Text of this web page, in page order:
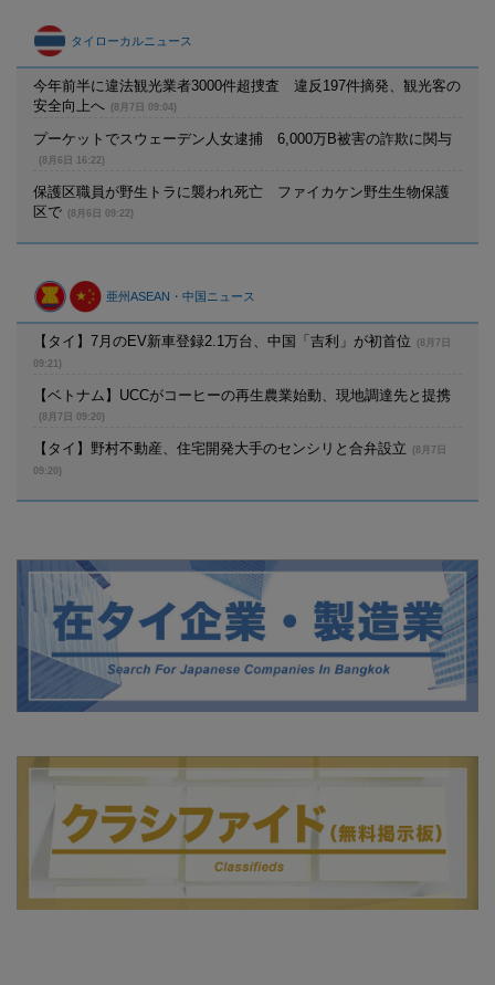
タイローカルニュース
今年前半に違法観光業者3000件超捜査 違反197件摘発、観光客の
安全向上へ
(8月7日 09:04)
プーケットでスウェーデン人女逮捕 6,000万B被害の詐欺に関与
(8月6日 16:22)
保護区職員が野生トラに襲われ死亡 ファイカケン野生生物保護
区で
(8月6日 09:22)
亜州ASEAN・中国ニュース
【タイ】7月のEV新車登録2.1万台、中国「吉利」が初首位
(8月7日
09:21)
【ベトナム】UCCがコーヒーの再生農業始動、現地調達先と提携
(8月7日 09:20)
【タイ】野村不動産、住宅開発大手のセンシリと合弁設立
(8月7日
09:20)